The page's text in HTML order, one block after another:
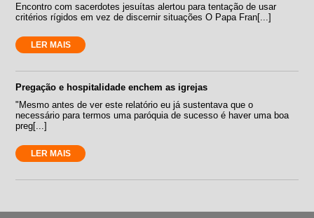
Encontro com sacerdotes jesuítas alertou para tentação de usar
critérios rígidos em vez de discernir situações O Papa Fran[...]
LER MAIS
Pregação e hospitalidade enchem as igrejas
"Mesmo antes de ver este relatório eu já sustentava que o
necessário para termos uma paróquia de sucesso é haver uma boa
preg[...]
LER MAIS